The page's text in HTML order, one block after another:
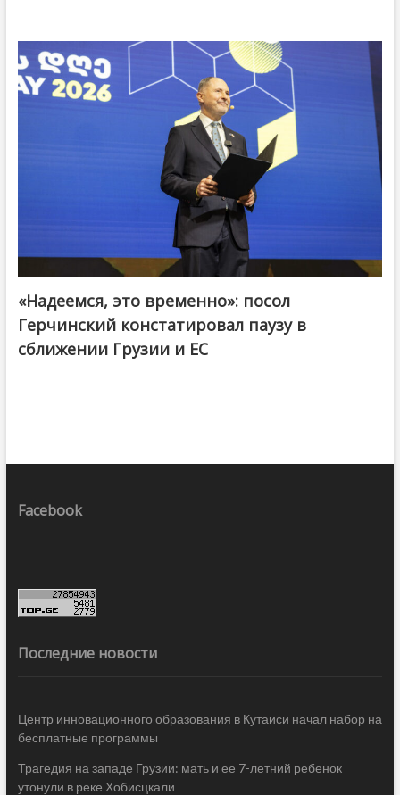
«Надеемся, это временно»: посол
Герчинский констатировал паузу в
сближении Грузии и ЕС
Facebook
Последние новости
Центр инновационного образования в Кутаиси начал набор на
бесплатные программы
Трагедия на западе Грузии: мать и ее 7-летний ребенок
утонули в реке Хобисцкали